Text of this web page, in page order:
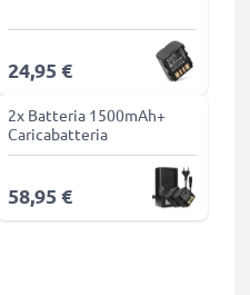
24,95 €
2x Batteria 1500mAh+
Caricabatteria
58,95 €